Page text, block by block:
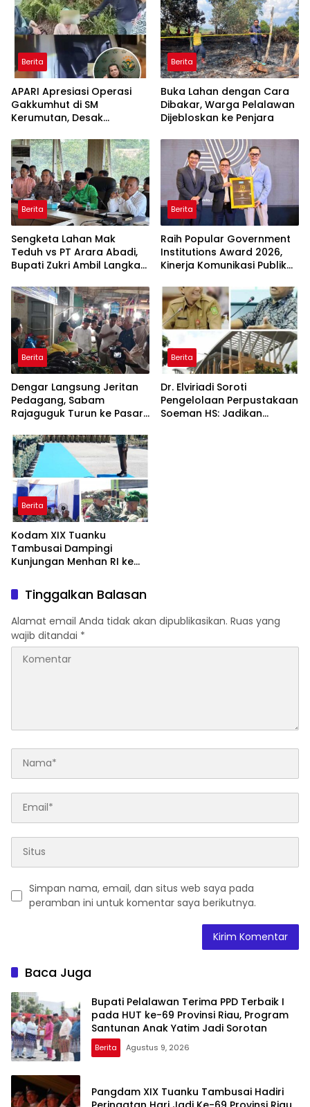
Berita
APARI Apresiasi Operasi
Gakkumhut di SM
Kerumutan, Desak
Jaringan Pembalak Liar
Berita
Buka Lahan dengan Cara
Dibakar, Warga Pelalawan
Dijebloskan ke Penjara
Berita
Sengketa Lahan Mak
Teduh vs PT Arara Abadi,
Bupati Zukri Ambil Langkah
Berita
Raih Popular Government
Institutions Award 2026,
Kinerja Komunikasi Publik
Kembali Diakui
Berita
Dengar Langsung Jeritan
Pedagang, Sabam
Rajaguguk Turun ke Pasar
Berita
Dr. Elviriadi Soroti
Pengelolaan Perpustakaan
Soeman HS: Jadikan
Berita
Kodam XIX Tuanku
Tambusai Dampingi
Kunjungan Menhan RI ke
Perkuat Pembangunan
Satuan
Tinggalkan Balasan
Alamat email Anda tidak akan dipublikasikan. Ruas yang
wajib ditandai *
Simpan nama, email, dan situs web saya pada
peramban ini untuk komentar saya berikutnya.
Baca Juga
Bupati Pelalawan Terima PPD Terbaik I
pada HUT ke-69 Provinsi Riau, Program
Santunan Anak Yatim Jadi Sorotan
Berita Agustus 9, 2026
Pangdam XIX Tuanku Tambusai Hadiri